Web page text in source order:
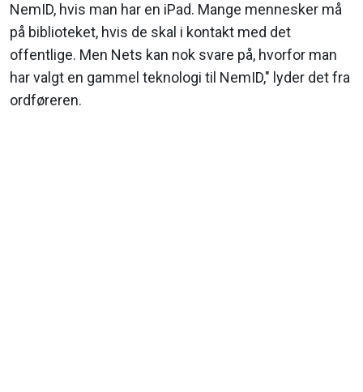
NemID, hvis man har en iPad. Mange mennesker må
på biblioteket, hvis de skal i kontakt med det
offentlige. Men Nets kan nok svare på, hvorfor man
har valgt en gammel teknologi til NemID," lyder det fra
ordføreren.